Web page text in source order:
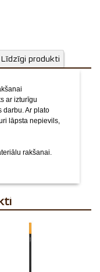
Līdzīgi produkti
ar izturīgu
darbu. Ar plato
lāpsta nepievils,
rakšanai.